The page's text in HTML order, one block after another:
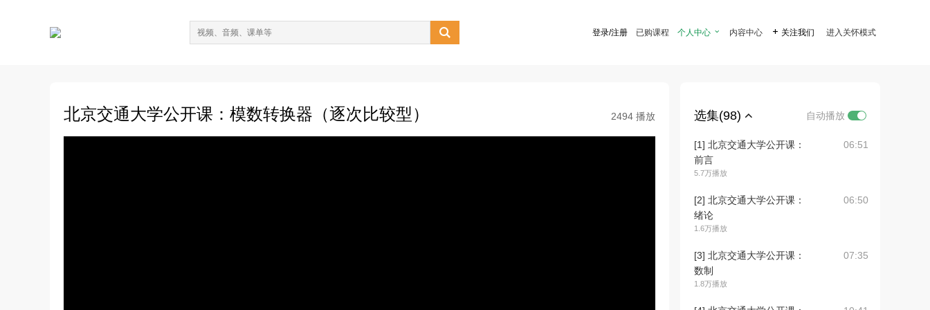
 登录/注册 已购课程 个人中心  内容中心  关注我们 进入关怀模式
北京交通大学公开课：模数转换器（逐次比较型） 2494 播放 选集(98) 自动播放
[1] 北京交通大学公开课：
前言
5.7万播放
06:51
[2] 北京交通大学公开课：
绪论
1.6万播放
06:50
[3] 北京交通大学公开课：
数制
1.8万播放
07:35